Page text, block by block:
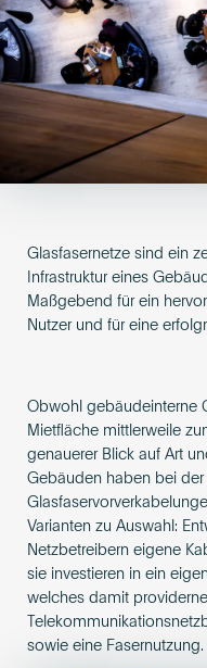
Glasfasernetze sind ein
Infrastruktur eines
Maßgebend für ein
Nutzer und für eine
Obwohl gebäudeinterne
Mietfläche mittlerweile
genauerer Blick auf Art
Gebäuden haben bei der
Varianten zu Auswahl:
Netzbetreibern eigene
sie investieren in ein
welches damit
sowie eine Fasernutzung.